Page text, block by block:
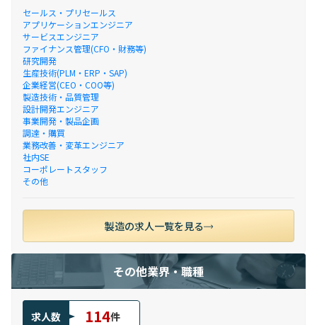
セールス・プリセールス
アプリケーションエンジニア
サービスエンジニア
ファイナンス管理(CFO・財務等)
研究開発
生産技術(PLM・ERP・SAP)
企業経営(CEO・COO等)
製造技術・品質管理
設計開発エンジニア
事業開発・製品企画
調達・購買
業務改善・変革エンジニア
社内SE
コーポレートスタッフ
その他
製造の求人一覧を見る
その他業界・職種
求人数 114件